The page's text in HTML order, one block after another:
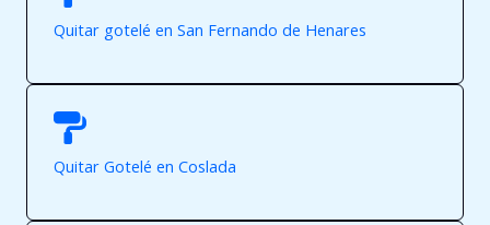
Quitar gotelé en San Fernando de Henares
Quitar Gotelé en Coslada